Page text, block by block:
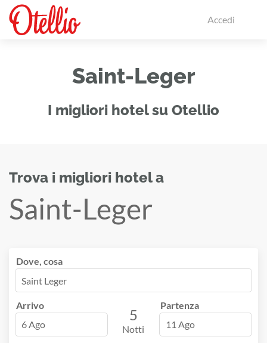
Accedi
Saint-Leger
I migliori hotel su Otellio
Trova i migliori hotel a
Saint-Leger
Dove, cosa
Arrivo
6 Ago
5
Notti
Partenza
11 Ago